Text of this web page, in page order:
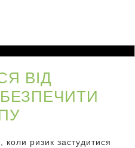
ВІД
коли ризик застудитися